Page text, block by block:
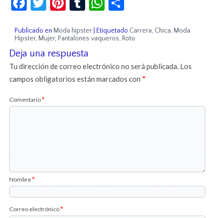
Publicado en Moda hipster |Etiquetado Carrera, Chica, Moda
Hipster, Mujer, Pantalones vaqueros, Roto
Deja una respuesta
Tu dirección de correo electrónico no será publicada. Los
campos obligatorios están marcados con*
Comentario*
Nombre*
Correo electrónico*